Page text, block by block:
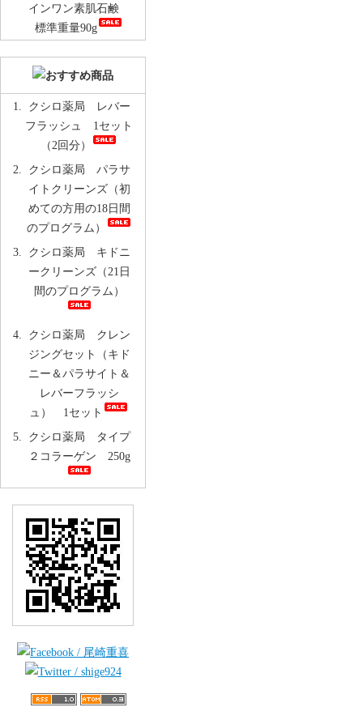
インワン素肌石鹸
標準重量90g
クシロ薬局 レバー
フラッシュ 1セット
（2回分）
クシロ薬局 パラサ
イトクリーンズ（初
めての方用の18日間
のプログラム）
クシロ薬局 キドニ
ークリーンズ（21日
間のプログラム）
クシロ薬局 クレン
ジングセット（キド
ニー＆パラサイト＆
レバーフラッシ
ュ） 1セット
クシロ薬局 タイプ
２コラーゲン 250g